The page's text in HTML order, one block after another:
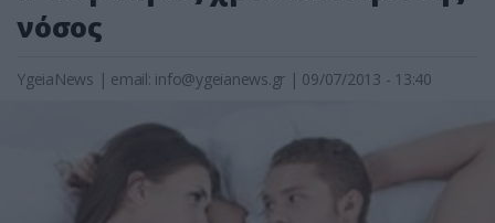
νόσος
YgeiaNews | email: info@ygeianews.gr | 09/07/2013 - 13:40